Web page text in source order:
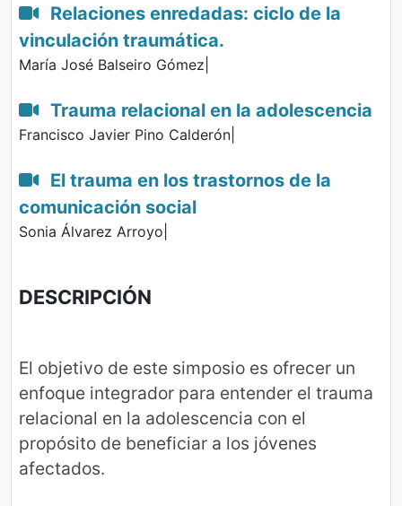
Relaciones enredadas: ciclo de la
vinculación traumática.
María José Balseiro Gómez|
Trauma relacional en la adolescencia
Francisco Javier Pino Calderón|
El trauma en los trastornos de la
comunicación social
Sonia Álvarez Arroyo|
DESCRIPCIÓN
El objetivo de este simposio es ofrecer un
enfoque integrador para entender el trauma
relacional en la adolescencia con el
propósito de beneficiar a los jóvenes
afectados.